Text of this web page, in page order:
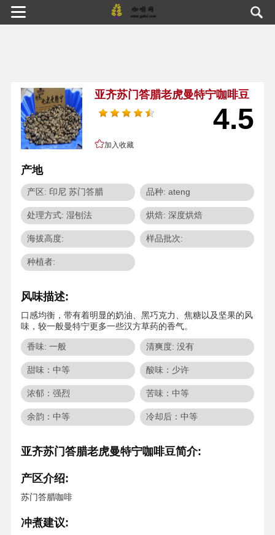
亚齐苏门答腊老虎曼特宁咖啡豆
4.5
加入收藏
产地
产区: 印尼 苏门答腊 品种: ateng
处理方式: 湿刨法 烘焙: 深度烘焙
海拔高度: 样品批次:
种植者:
风味描述:
口感均衡，带有着明显的奶油、黑巧克力、焦糖以及坚果的风
味，较一般曼特宁更多一些汉方草药的香气。
香味: 一般 清爽度: 没有
甜味：中等 酸味：少许
浓郁：强烈 苦味：中等
余韵：中等 冷却后：中等
亚齐苏门答腊老虎曼特宁咖啡豆简介:
产区介绍:
苏门答腊咖啡
冲煮建议: